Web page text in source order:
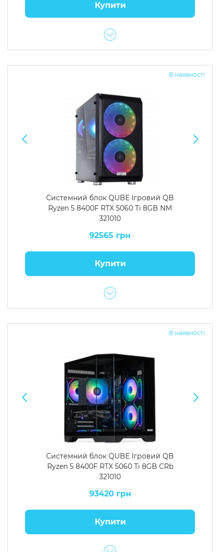
Купити
В наявності
Системний блок QUBE Ігровий QB
Ryzen 5 8400F RTX 5060 Ti 8GB NM
321010
92565 грн
Купити
В наявності
Системний блок QUBE Ігровий QB
Ryzen 5 8400F RTX 5060 Ti 8GB CRb
321010
93420 грн
Купити